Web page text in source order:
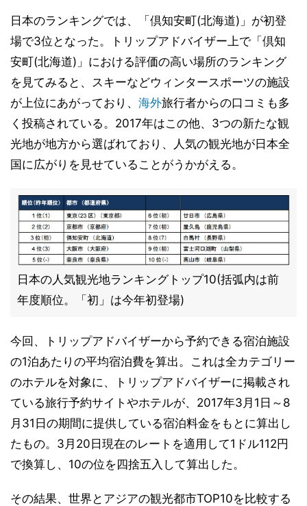
日本のランキングでは、「倶知安町(北海道)」が初登
場で3位となった。トリップアドバイザー上で「倶知
安町(北海道)」における評価の高い場所のランキング
を見てみると、スキーなどウィンタースポーツの施設
が上位にあがっており、 海外旅行者からの口コミも多
く投稿されている。2017年はこの他、3つの新たな観
光地が地方から選ばれており、人気の観光地が日本全
国に広がりを見せていることがうかがえる。
日本の人気観光地ランキングトップ10(括弧内は前
年度順位。「初」は今年初登場)
今回、トリップアドバイザーから予約できる宿泊施設
の1泊あたりの平均宿泊費を算出。これは全カテゴリー
のホテルを対象に、トリップアドバイザーに掲載され
ている旅行予約サイトやホテルが、2017年3月1日～8
月31日の期間に提供している宿泊料金をもとに算出し
たもの。3月20日現在のレートを適用して1ドル112円
で換算し、10の位を四捨五入して算出した。
その結果、世界とアジアの観光都市TOP10を比較する